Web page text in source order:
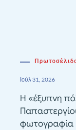
Ιούλ 31, 2026
Η «έξυπνη
φωτογραφία